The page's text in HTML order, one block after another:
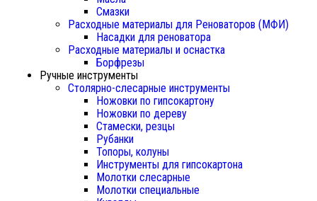
Смазки
Расходные материалы для Реноваторов (МФИ)
Насадки для реноватора
Расходные материалы и оснастка
Борфрезы
Ручные инструменты
Столярно-слесарные инструменты
Ножовки по гипсокартону
Ножовки по дереву
Стамески, резцы
Рубанки
Топоры, колуны
Инструменты для гипсокартона
Молотки слесарные
Молотки специальные